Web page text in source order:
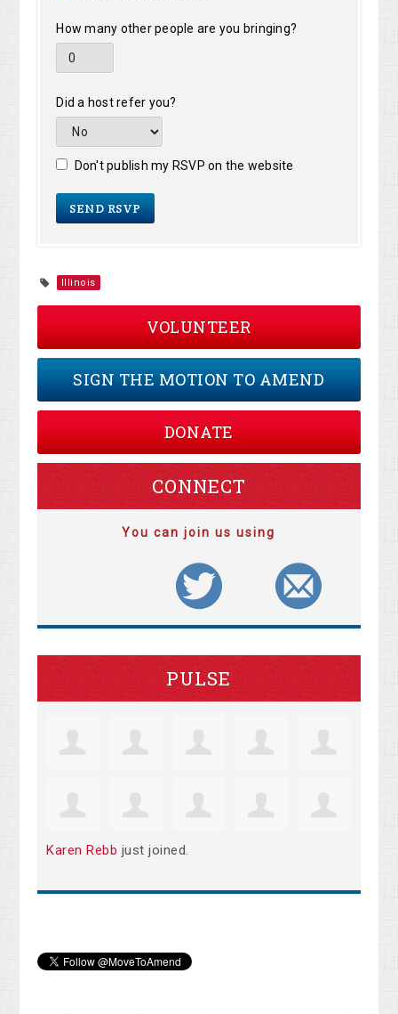
How many other people are you bringing?
Did a host refer you?
Don't publish my RSVP on the website
Illinois
VOLUNTEER
SIGN THE MOTION TO AMEND
DONATE
CONNECT
You can join us using
PULSE
Karen Rebb just joined.